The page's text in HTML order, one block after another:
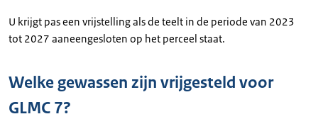
U krijgt pas een vrijstelling als de teelt in de periode van 2023
tot 2027 aaneengesloten op het perceel staat.
Welke gewassen zijn vrijgesteld voor
GLMC 7?